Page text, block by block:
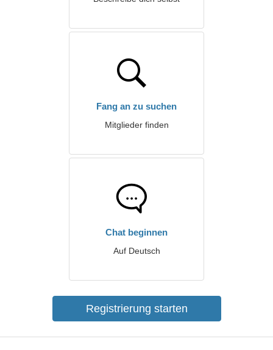
Fang an zu suchen
Mitglieder finden
Chat beginnen
Auf Deutsch
Registrierung starten